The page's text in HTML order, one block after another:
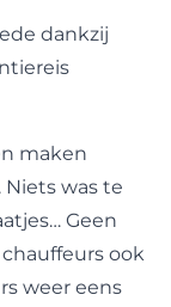
dankzij
maken
was te
Geen
ook
weer eens